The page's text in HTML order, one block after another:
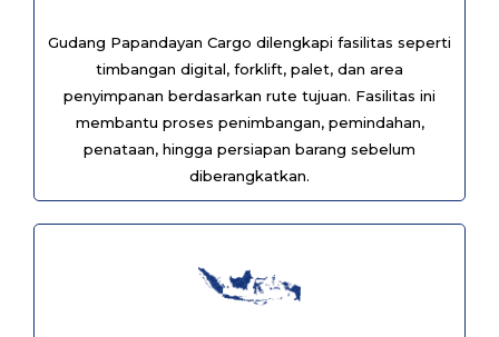
Gudang Papandayan Cargo dilengkapi fasilitas seperti
timbangan digital, forklift, palet, dan area
penyimpanan berdasarkan rute tujuan. Fasilitas ini
membantu proses penimbangan, pemindahan,
penataan, hingga persiapan barang sebelum
diberangkatkan.